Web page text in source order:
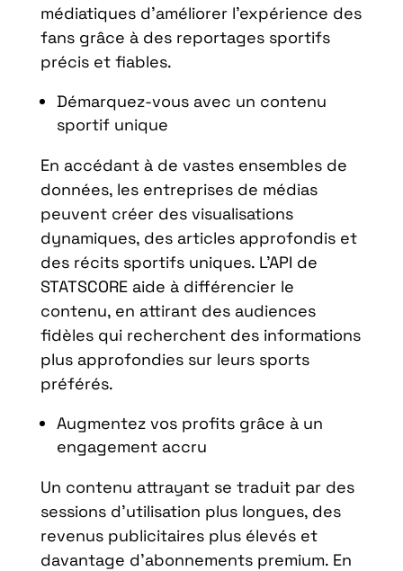
médiatiques d’améliorer l’expérience des
fans grâce à des reportages sportifs
précis et fiables.
Démarquez-vous avec un contenu
sportif unique
En accédant à de vastes ensembles de
données, les entreprises de médias
peuvent créer des visualisations
dynamiques, des articles approfondis et
des récits sportifs uniques. L’API de
STATSCORE aide à différencier le
contenu, en attirant des audiences
fidèles qui recherchent des informations
plus approfondies sur leurs sports
préférés.
Augmentez vos profits grâce à un
engagement accru
Un contenu attrayant se traduit par des
sessions d’utilisation plus longues, des
revenus publicitaires plus élevés et
davantage d’abonnements premium. En